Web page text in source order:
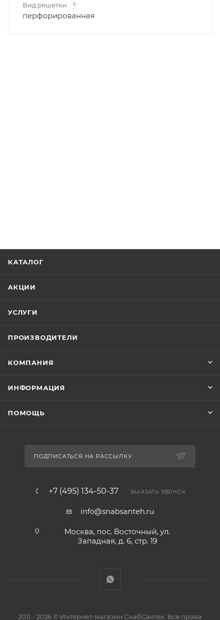
Вид решетки ?
перфорированная
КАТАЛОГ
АКЦИИ
УСЛУГИ
ПРОИЗВОДИТЕЛИ
КОМПАНИЯ
ИНФОРМАЦИЯ
ПОМОЩЬ
ПОДПИСАТЬСЯ НА РАССЫЛКУ
+7 (495) 134-50-37 ЗАКАЗАТЬ ЗВОНОК
info@snabsanteh.ru
Москва, пос. Восточный, ул.
Западная, д. 6, стр. 19
2011 - 2026 © Интернет-магазин СнабСантех. Все права